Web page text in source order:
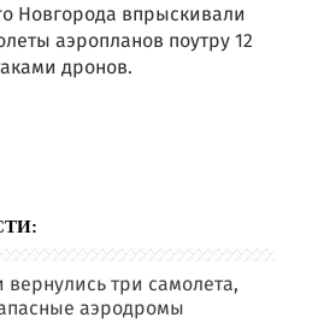
Новгорода впрыскивали
аэропланов поутру 12
дронов.
три самолета,
аэродромы